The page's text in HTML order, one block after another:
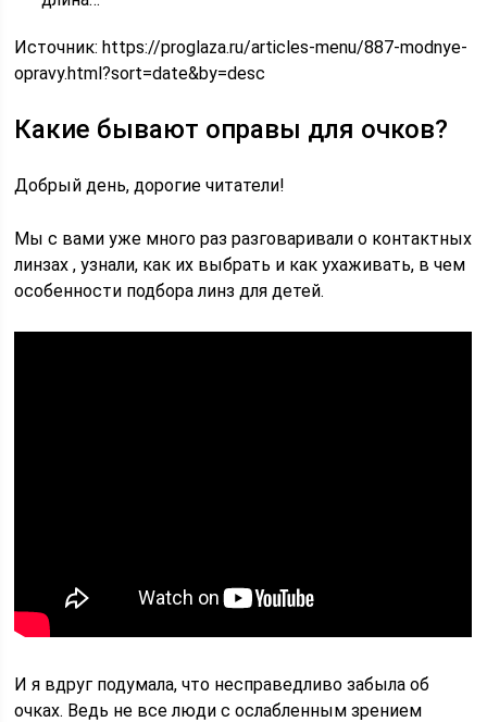
Источник:https://proglaza.ru/articles-menu/887-modnye-
opravy.html?sort=date&by=desc
Какие бывают оправы для очков?
Добрый день, дорогие читатели!
Мы с вами уже много раз разговаривали о контактных
линзах , узнали, как их выбрать и как ухаживать, в чем
особенности подбора линз для детей.
И я вдруг подумала, что несправедливо забыла об
очках. Ведь не все люди с ослабленным зрением